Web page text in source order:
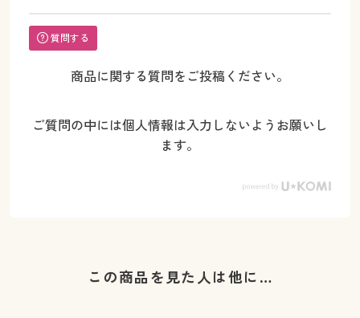
質問する
商品に関する質問をご投稿ください。
ご質問の中には個人情報は入力しないようお願いし
ます。
この商品を見た人は他に…